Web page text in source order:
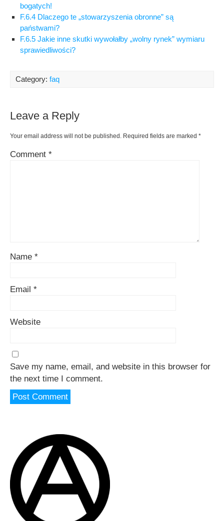
bogatych!
F.6.4 Dlaczego te „stowarzyszenia obronne” są
państwami?
F.6.5 Jakie inne skutki wywołałby „wolny rynek” wymiaru
sprawiedliwości?
Category: faq
Leave a Reply
Your email address will not be published. Required fields are marked *
Comment *
Name *
Email *
Website
Save my name, email, and website in this browser for
the next time I comment.